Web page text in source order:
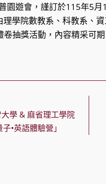
園遊會，謹訂於115年5
學院數教系、科教系、
抽獎活動，內容精采可
大學 & 麻省理工學院
•英語體驗營」